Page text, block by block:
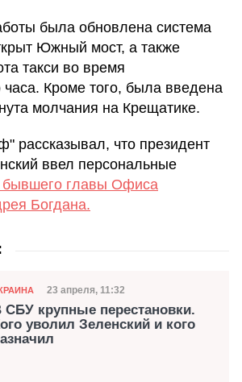
была обновлена система
Южный мост, а также
такси во время
часа. Кроме того, была введена
молчания на Крещатике.
рассказывал, что президент
ввел персональные
бывшего главы Офиса
Богдана.
Дата публикации
23 апреля, 11:32
СБУ крупные перестановки.
уволил Зеленский и кого